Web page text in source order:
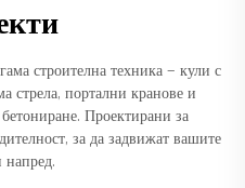
строителна техника — кули с
стрела, портални кранове и
Проектирани за
за да задвижат вашите
напред.